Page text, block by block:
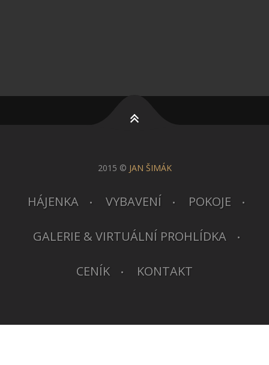
2015 © JAN ŠIMÁK
HÁJENKA VYBAVENÍ POKOJE
GALERIE & VIRTUÁLNÍ PROHLÍDKA
CENÍK KONTAKT